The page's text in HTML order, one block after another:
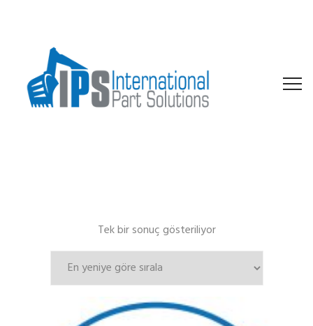
Tek bir sonuç gösteriliyor